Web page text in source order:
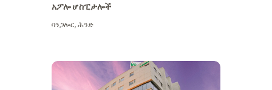
አፖሎ ሆስፒታሎች
ባንጋሎር,ሕንድ